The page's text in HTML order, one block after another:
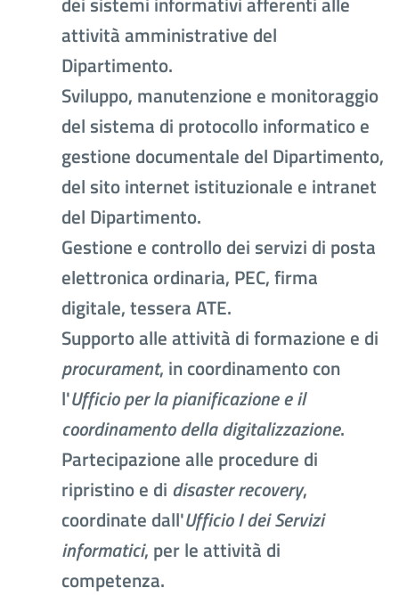
attività amministrative del
Dipartimento.
Sviluppo, manutenzione e monitoraggio
del sistema di protocollo informatico e
gestione documentale del Dipartimento,
del sito internet istituzionale e intranet
del Dipartimento.
Gestione e controllo dei servizi di posta
elettronica ordinaria, PEC, firma
digitale, tessera ATE.
Supporto alle attività di formazione e di
procurament, in coordinamento con
l'Ufficio per la pianificazione e il
coordinamento della digitalizzazione.
Partecipazione alle procedure di
ripristino e di disaster recovery,
coordinate dall'Ufficio I dei Servizi
informatici, per le attività di
competenza.